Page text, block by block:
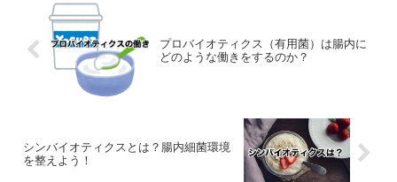
プロバイオティクス（有用菌）は腸内に
どのような働きをするのか？
シンバイオティクスとは？腸内細菌環境
を整えよう！